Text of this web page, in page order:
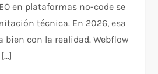
en plataformas no-code se
técnica. En 2026, esa
bien con la realidad. Webflow